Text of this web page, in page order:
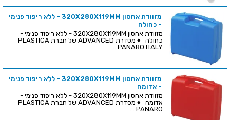
מזוודת אחסון 320X280X119MM - ללא ריפוד פנימי
- כחולה
מזוודת אחסון 320X280X119MM - ללא ריפוד פנימי -
כחולה ♦ מסדרת ADVANCED של חברת PLASTICA
PANARO ITALY ...
מזוודת אחסון 320X280X119MM - ללא ריפוד פנימי
- אדומה
מזוודת אחסון 320X280X119MM - ללא ריפוד פנימי -
אדומה ♦ מסדרת ADVANCED של חברת PLASTICA
PANARO ...